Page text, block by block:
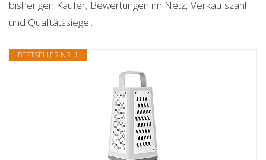
bisherigen Käufer, Bewertungen im Netz, Verkaufszahl
und Qualitätssiegel.
BESTSELLER NR. 1